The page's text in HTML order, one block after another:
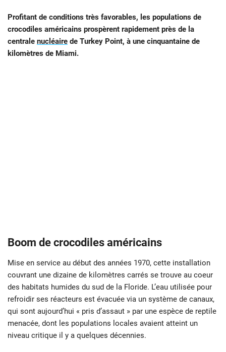
Profitant de conditions très favorables, les populations de
crocodiles américains prospèrent rapidement près de la
centrale nucléaire de Turkey Point, à une cinquantaine de
kilomètres de Miami.
Boom de crocodiles américains
Mise en service au début des années 1970, cette installation
couvrant une dizaine de kilomètres carrés se trouve au coeur
des habitats humides du sud de la Floride. L’eau utilisée pour
refroidir ses réacteurs est évacuée via un système de canaux,
qui sont aujourd’hui « pris d’assaut » par une espèce de reptile
menacée, dont les populations locales avaient atteint un
niveau critique il y a quelques décennies.